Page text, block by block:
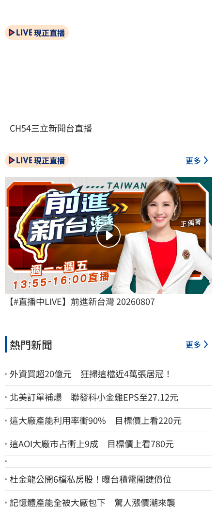
現正直播
CH54三立新聞台直播
現正直播 更多
【#直播中LIVE】前進新台灣 20260807
熱門新聞 更多
外資買超20億元 狂掃這檔近4萬張居冠！
北美訂單補爆 聯發科小金雞EPS至27.12元
這大廠產能利用率衝90% 目標價上看220元
這AOI大廠市占衝上9成 目標價上看780元
杜金龍公開6檔私房股！曝台積電關鍵價位
記憶體產能全被大廠包下 驚人漲價潮來襲